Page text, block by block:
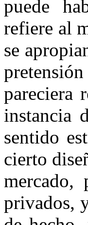
puede
refiere al
se
pareciera
instancia
sentido
cierto
mercado,
privados,